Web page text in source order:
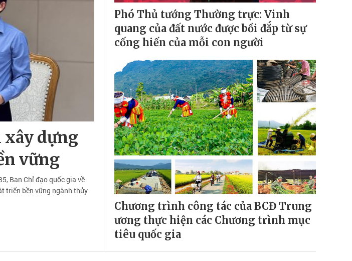
xây dựng
vững
Ban Chỉ đạo quốc gia về
triển bền vững ngành thủy
Phó Thủ tướng Thường trực: Vinh
quang của đất nước được bồi đắp từ sự
cống hiến của mỗi con người
Chương trình công tác của BCĐ Trung
ương thực hiện các Chương trình mục
tiêu quốc gia